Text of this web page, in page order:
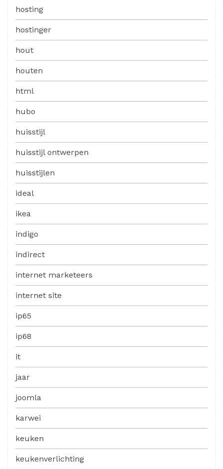
hosting
hostinger
hout
houten
html
hubo
huisstijl
huisstijl ontwerpen
huisstijlen
ideal
ikea
indigo
indirect
internet marketeers
internet site
ip65
ip68
it
jaar
joomla
karwei
keuken
keukenverlichting